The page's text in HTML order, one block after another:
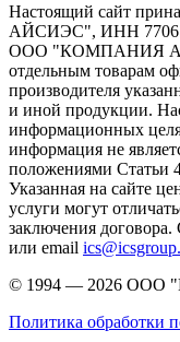
Настоящий сайт
АЙСИЭС", ИНН
ООО "КОМПАНИЯ
отдельным товарам
производителя
и иной продукции.
информационных
информация не
положениями Статьи
Указанная на сайте
услуги могут
заключения
или email
© 1994 — 2026 ООО
Политика обработки